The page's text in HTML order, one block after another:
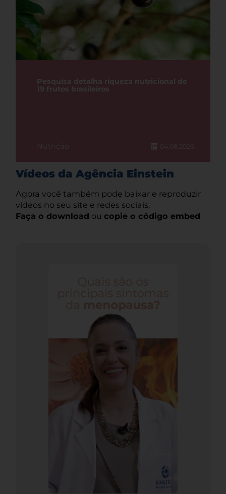
Pesquisa detalha riqueza nutricional de
19 frutos brasileiros
Nutrição 04.08.2026
Vídeos da Agência Einstein
Agora você também pode baixar e reproduzir
vídeos no seu site e redes sociais.
Faça o download ou copie o código embed